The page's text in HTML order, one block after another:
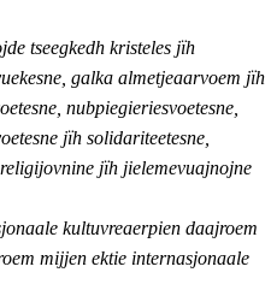
tseegkedh kristeles jïh
galka almetjeaarvoem jïh
nubpiegieriesvoetesne,
jïh solidariteetesne,
jïh jielemevuajnojne
kultuvreaerpien daajroem
mijjen ektie internasjonaale